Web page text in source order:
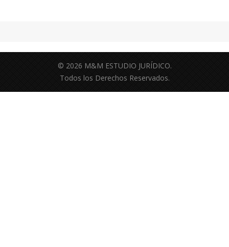
© 2026 M&M ESTUDIO JURÍDICO.
Todos los Derechos Reservados.